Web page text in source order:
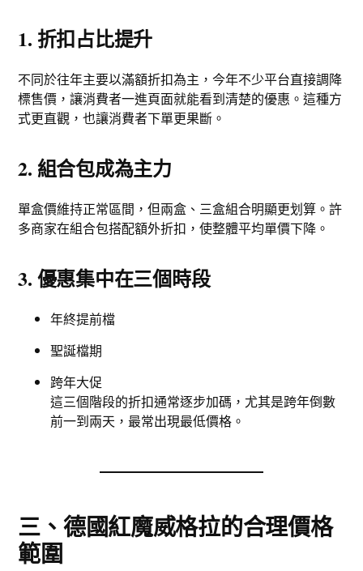
1. 折扣占比提升
不同於往年主要以滿額折扣為主，今年不少平台直接調降
標售價，讓消費者一進頁面就能看到清楚的優惠。這種方
式更直觀，也讓消費者下單更果斷。
2. 組合包成為主力
單盒價維持正常區間，但兩盒、三盒組合明顯更划算。許
多商家在組合包搭配額外折扣，使整體平均單價下降。
3. 優惠集中在三個時段
年終提前檔
聖誕檔期
跨年大促
這三個階段的折扣通常逐步加碼，尤其是跨年倒數
前一到兩天，最常出現最低價格。
三、德國紅魔威格拉的合理價格
範圍